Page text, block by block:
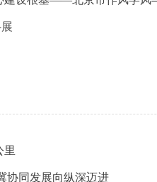
里
协同发展向纵深迈进